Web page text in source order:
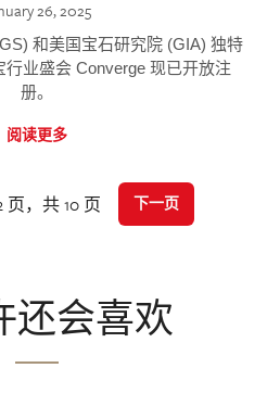
26, 2025
和美国宝石研究院 (GIA) 独特
业盛会 Converge 现已开放注
册。
阅读更多
页，共 10 页 下一页
还会喜欢